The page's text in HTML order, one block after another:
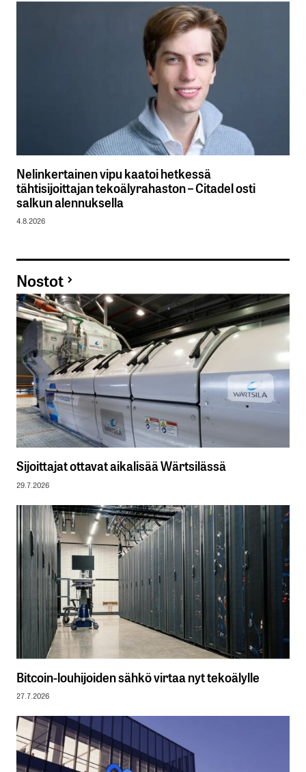
Nelinkertainen vipu kaatoi hetkessä
tähtisijoittajan tekoälyrahaston – Citadel osti
salkun alennuksella
4.8.2026
Nostot
Sijoittajat ottavat aikalisää Wärtsilässä
29.7.2026
Bitcoin-louhijoiden sähkö virtaa nyt tekoälylle
27.7.2026